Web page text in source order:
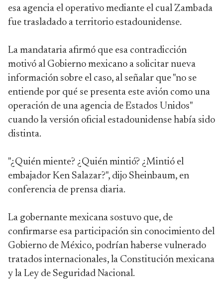
esa agencia el operativo mediante el cual Zambada
fue trasladado a territorio estadounidense.
La mandataria afirmó que esa contradicción
motivó al Gobierno mexicano a solicitar nueva
información sobre el caso, al señalar que "no se
entiende por qué se presenta este avión como una
operación de una agencia de Estados Unidos"
cuando la versión oficial estadounidense había sido
distinta.
"¿Quién miente? ¿Quién mintió? ¿Mintió el
embajador Ken Salazar?", dijo Sheinbaum, en
conferencia de prensa diaria.
La gobernante mexicana sostuvo que, de
confirmarse esa participación sin conocimiento del
Gobierno de México, podrían haberse vulnerado
tratados internacionales, la Constitución mexicana
y la Ley de Seguridad Nacional.